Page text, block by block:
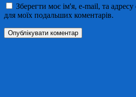
Зберегти моє ім'я, e-mail, та адресу
для моїх подальших коментарів.